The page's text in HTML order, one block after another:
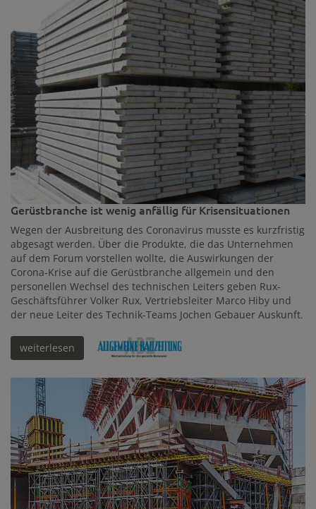
Gerüstbranche ist wenig anfällig für Krisensituationen
Wegen der Ausbreitung des Coronavirus musste es kurzfristig
abgesagt werden. Über die Produkte, die das Unternehmen
auf dem Forum vorstellen wollte, die Auswirkungen der
Corona-Krise auf die Gerüstbranche allgemein und den
personellen Wechsel des technischen Leiters geben Rux-
Geschäftsführer Volker Rux, Vertriebsleiter Marco Hiby und
der neue Leiter des Technik-Teams Jochen Gebauer Auskunft.
weiterlesen